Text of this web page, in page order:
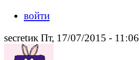
войти
secretик Пт, 17/07/2015 - 11:06